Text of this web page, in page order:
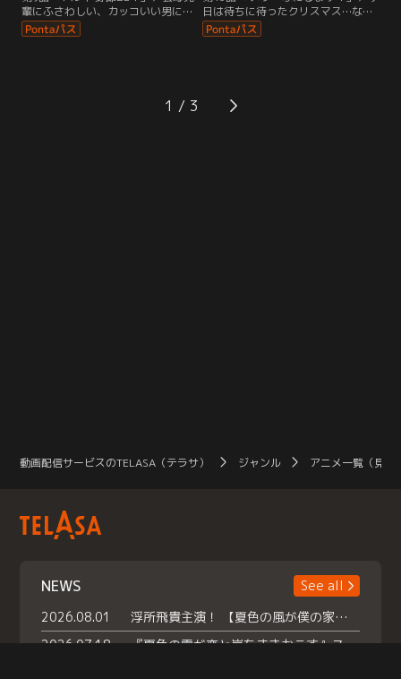
輩にふさわしい、カッコいい男にな
ることを決意したコタロー。筋ト
レ、ドラゴン…色々試してみる中で
に奔走するが…この思いは雲母先輩
日は待ちに待ったクリスマス…なの
にコタローはまだ何の予定もない。
このままではぷにると二人っきりに
は理想のクリスマスを迎えられるの
1
動画配信サービスのTELASA（テラサ） ジャンル アニメ一覧（見放
NEWS
See all
2026.08.01
浮所飛貴主演！ 【夏色の風が僕の家にやってきた】 本日よりテラサで独占配信スタート！
2026.07.18
『夏色の雲が恋と嵐をまきおこす』スペシャルメイキング 【Part1】2026年７月18日（土）23時30分～配信スタート！話題のシーンの裏側を大公開！豪華キャスト大集合！ 『武宮家 真夏の家族会議』開催！